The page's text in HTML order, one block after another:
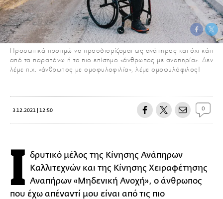
Προσωπικά προτιμώ να προσδιορίζομαι ως ανάπηρος και όχι κάτι
από τα παραπάνω ή το πιο επίσημο «άνθρωπος με αναπηρία». Δεν
λέμε π.χ. «άνθρωπος με ομοφυλοφιλία», λέμε ομοφυλόφιλος!
3.12.2021 | 12:50 0
Ι δρυτικό μέλος της Κίνησης Ανάπηρων
Καλλιτεχνών και της Κίνησης Χειραφέτησης
Αναπήρων «Μηδενική Ανοχή», ο άνθρωπος
που έχω απέναντί μου είναι από τις πιο